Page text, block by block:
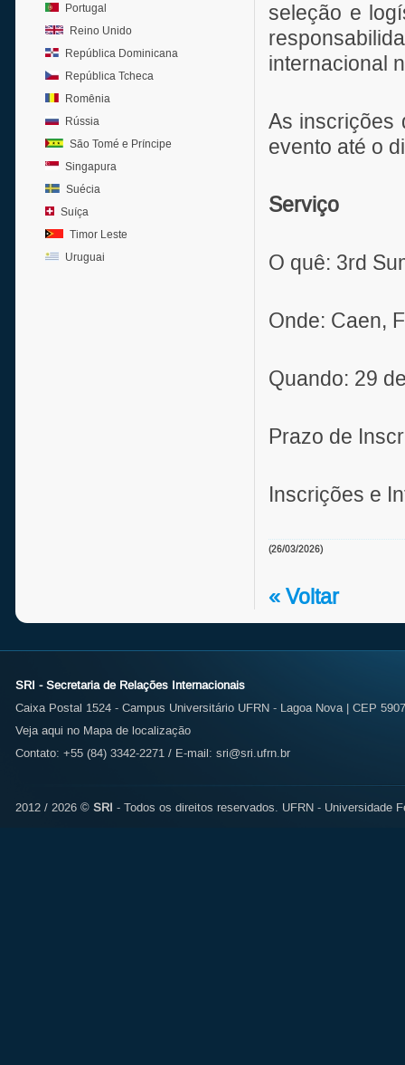
Portugal
Reino Unido
República Dominicana
República Tcheca
Romênia
Rússia
São Tomé e Príncipe
Singapura
Suécia
Suíça
Timor Leste
Uruguai
seleção e
internacional
As inscrições
evento até o
Serviço
O quê: 3rd
Onde: Caen,
Quando: 29
Prazo de
Inscrições e
(26/03/2026)
« Voltar
SRI - Secretaria de Relações Internacionais
Caixa Postal 1524 - Campus Universitário UFRN - Lagoa Nova | CEP
Veja aqui no Mapa de localização
Contato: +55 (84) 3342-2271 / E-mail: sri@sri.ufrn.br
2012 / 2026 © SRI - Todos os direitos reservados. UFRN - Universidade